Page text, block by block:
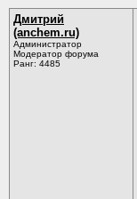
Дмитрий
(anchem.ru)
Администратор
Модератор форума
Ранг: 4485